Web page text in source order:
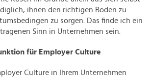
ihnen den richtigen Boden zu
zu sorgen. Das finde ich ein
Sinn in Unternehmen sein.
für Employer Culture
Culture in Ihrem Unternehmen